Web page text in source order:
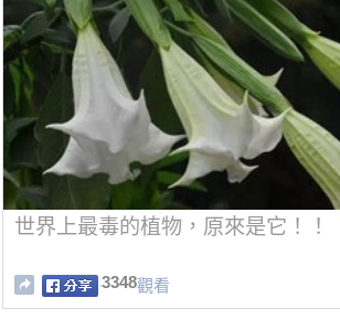
世界上最毒的植物，原來是它！！
3348觀看